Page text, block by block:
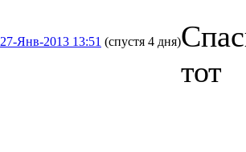
27-Янв-2013 13:51 (спустя 4 дня)
тот